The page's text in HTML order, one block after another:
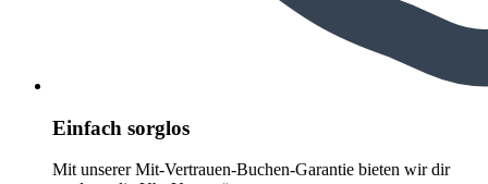
Einfach sorglos
Mit unserer Mit-Vertrauen-Buchen-Garantie bieten wir dir